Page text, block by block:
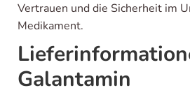
Vertrauen und die Sicherheit im
Medikament.
Galantamin